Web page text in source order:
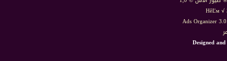
HêĽм √
Ads Organizer
Designed